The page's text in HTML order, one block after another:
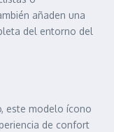
añaden una
del entorno del
este modelo ícono
de confort